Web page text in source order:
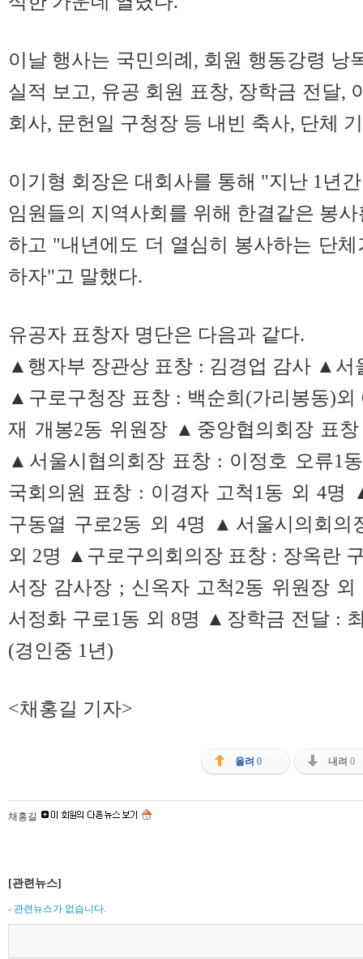
이날 행사는 국민의례, 회원 행동강령 낭
실적 보고, 유공 회원 표창, 장학금 전달,
회사, 문헌일 구청장 등 내빈 축사, 단체
이기형 회장은 대회사를 통해 "지난 1년
임원들의 지역사회를 위해 한결같은 봉
하고 "내년에도 더 열심히 봉사하는 단
하자"고 말했다.
유공자 표창자 명단은 다음과 같다.
▲행자부 장관상 표창 : 김경업 감사 ▲서
▲구로구청장 표창 : 백순희(가리봉동)
재 개봉2동 위원장 ▲중앙협의회장 표
▲서울시협의회장 표창 : 이정호 오류1
국회의원 표창 : 이경자 고척1동 외 4
구동열 구로2동 외 4명 ▲서울시의회의
외 2명 ▲구로구의회의장 표창 : 장옥란
서장 감사장 ; 신옥자 고척2동 위원장
서정화 구로1동 외 8명 ▲장학금 전달 :
(경인중 1년)
<채홍길 기자>
올려 0 내려 0
채홍길
[관련뉴스]
- 관련뉴스가 없습니다.